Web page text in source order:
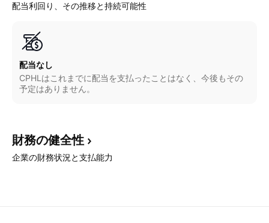
配当利回り、その推移と持続可能性
配当なし
CPHLはこれまでに配当を支払ったことはなく、今後もその
予定はありません。
財務の健全性
企業の財務状況と支払能力